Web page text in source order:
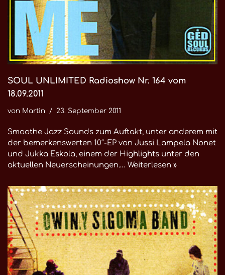
SOUL UNLIMITED Radioshow Nr. 164 vom
18.09.2011
von Martin 23. September 2011
Smoothe Jazz Sounds zum Auftakt, unter anderem mit
der bemerkenswerten 10″-EP von Jussi Lampela Nonet
und Jukka Eskola, einem der Highlights unter den
aktuellen Neuerscheinungen.… Weiterlesen »